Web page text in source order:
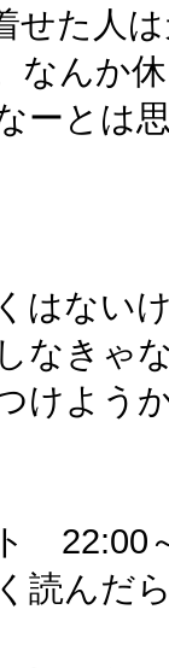
せた人
なんか
ーとは
はない
なきゃ
けよう
22:00
読んだ